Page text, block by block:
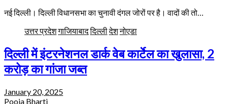
नई दिल्ली। दिल्ली विधानसभा का चुनावी दंगल जोरों पर है। वादों की तो…
उत्तर प्रदेशगाजियाबाददिल्लीदेशनोएडा
दिल्ली में इंटरनेशनल डार्क वेब कार्टेल का खुलासा, 2
करोड़ का गांजा जब्त
January 20, 2025
Pooja Bharti